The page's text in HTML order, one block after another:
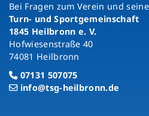
Bei Fragen zum Verein und
Turn- und Sportgemeinschaft
1845 Heilbronn e. V.
Hofwiesenstraße 40
74081 Heilbronn
07131 507075
info@tsg-heilbronn.de